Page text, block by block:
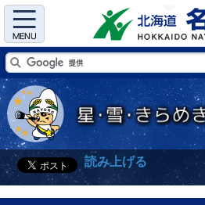
Menu
読み上げる